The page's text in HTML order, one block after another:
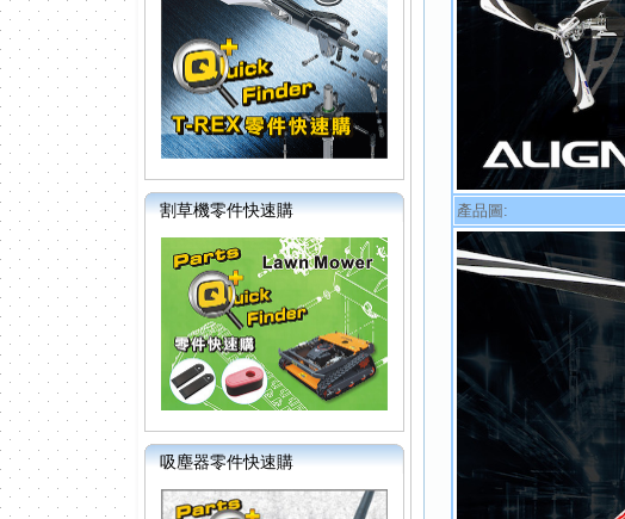
割草機零件快速購
吸塵器零件快速購
產品圖: